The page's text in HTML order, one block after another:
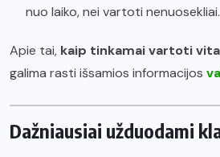
nuo laiko, nei vartoti nenuosekliai.
Apie tai, kaip tinkamai vartoti
galima rasti išsamios informacijos
Dažniausiai užduodami